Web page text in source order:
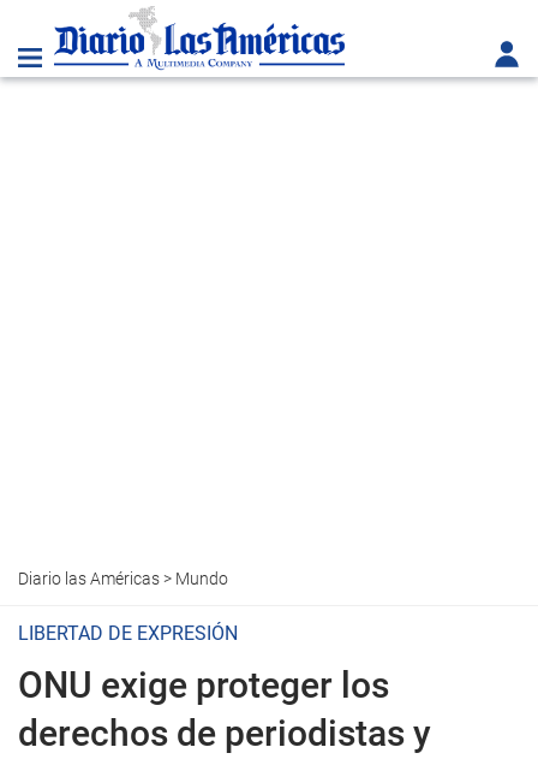
Diario las Américas> Mundo
LIBERTAD DE EXPRESIÓN
ONU exige proteger los
derechos de periodistas y